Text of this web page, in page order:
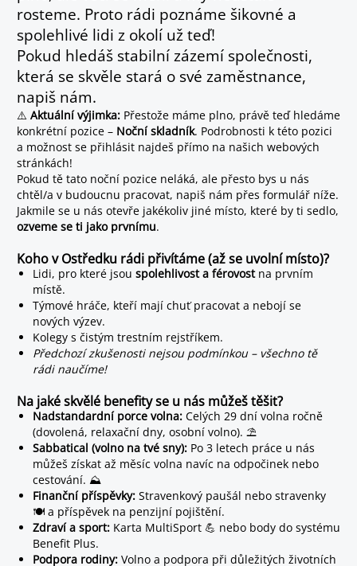
rosteme. Proto rádi poznáme šikovné a
spolehlivé lidi z okolí už teď!
Pokud hledáš stabilní zázemí společnosti,
která se skvěle stará o své zaměstnance,
napiš nám.
⚠️ Aktuální výjimka: Přestože máme plno, právě teď hledáme
konkrétní pozice – Noční skladník. Podrobnosti k této pozici
a možnost se přihlásit najdeš přímo na našich webových
stránkách!
Pokud tě tato noční pozice neláká, ale přesto bys u nás
chtěl/a v budoucnu pracovat, napiš nám přes formulář níže.
Jakmile se u nás otevře jakékoliv jiné místo, které by ti sedlo,
ozveme se ti jako prvnímu.
Koho v Ostředku rádi přivítáme (až se uvolní místo)?
Lidi, pro které jsou spolehlivost a férovostna prvním
místě.
Týmové hráče, kteří mají chuť pracovat a nebojí se
nových výzev.
Kolegy s čistým trestním rejstříkem.
Předchozí zkušenosti nejsou podmínkou – všechno tě
rádi naučíme!
Na jaké skvělé benefity se u nás můžeš těšit?
Nadstandardní porce volna: Celých 29 dní volna ročně
(dovolená, relaxační dny, osobní volno). ⛱️
Sabbatical (volno na tvé sny): Po 3 letech práce u nás
můžeš získat až měsíc volna navíc na odpočinek nebo
cestování. ⛰️
Finanční příspěvky: Stravenkový paušál nebo stravenky
🍽️ a příspěvek na penzijní pojištění.
Zdraví a sport: Karta MultiSport 💪 nebo body do systému
Benefit Plus.
Podpora rodiny: Volno a podpora při důležitých životních